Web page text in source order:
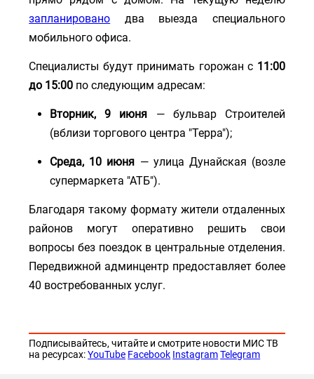
запланировано два выезда специального
мобильного офиса.
Специалисты будут принимать горожан с 11:00
до 15:00 по следующим адресам:
Вторник, 9 июня — бульвар Строителей
(вблизи торгового центра "Терра");
Среда, 10 июня — улица Дунайская (возле
супермаркета "АТБ").
Благодаря такому формату жители отдаленных
районов могут оперативно решить свои
вопросы без поездок в центральные отделения.
Передвижной админцентр предоставляет более
40 востребованных услуг.
Подписывайтесь, читайте и смотрите новости МИС ТВ
на ресурсах:YouTube Facebook Instagram Telegram